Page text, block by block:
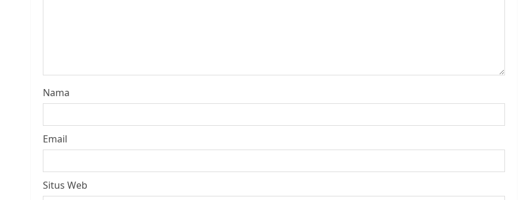
Nama
Email
Situs Web